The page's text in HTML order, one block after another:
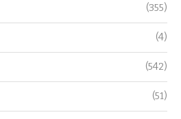
(355)
(4)
(542)
(51)